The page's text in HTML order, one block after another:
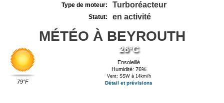
Type de moteur: Turboréacteur
Statut: en activité
MÉTÉO À BEYROUTH
79°F
26°C
Ensoleillé
Humidité: 76%
Vent: SSW à 14km/h
Détail et prévisions